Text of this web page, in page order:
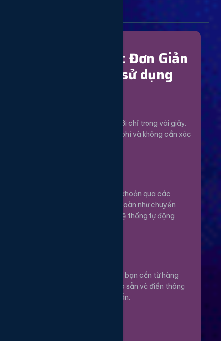
Chỉ Với 4 Bước Đơn Giản
để bắt đầu sử dụng
Tạo tài khoản mới chỉ trong vài giây.
Hoàn toàn miễn phí và không cần xác
Nạp tiền vào tài khoản qua các
phương thức an toàn như chuyển
khoản, Momo... Hệ thống tự động
Lựa chọn dịch vụ bạn cần từ hàng
ngàn tùy chọn có sẵn và điền thông
tin theo hướng dẫn.